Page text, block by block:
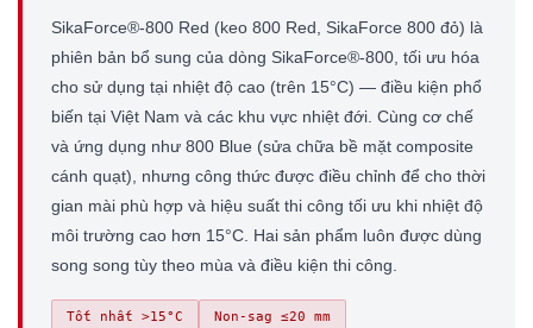
SikaForce®-800 Red (keo 800 Red, SikaForce 800 đỏ) là
phiên bản bổ sung của dòng SikaForce®-800, tối ưu hóa
cho sử dụng tại nhiệt độ cao (trên 15°C) — điều kiện phổ
biến tại Việt Nam và các khu vực nhiệt đới. Cùng cơ chế
và ứng dụng như 800 Blue (sửa chữa bề mặt composite
cánh quạt), nhưng công thức được điều chỉnh để cho thời
gian mài phù hợp và hiệu suất thi công tối ưu khi nhiệt độ
môi trường cao hơn 15°C. Hai sản phẩm luôn được dùng
song song tùy theo mùa và điều kiện thi công.
Tốt nhất >15°C Non-sag ≤20 mm